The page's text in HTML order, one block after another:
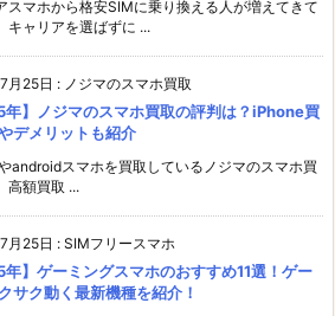
スマホから格安SIMに乗り換える人が増えてきて
キャリアを選ばずに ...
月25日 : ノジマのスマホ買取
年】ノジマのスマホ買取の評判は？iPhone買
デメリットも紹介
androidスマホを買取しているノジマのスマホ買
高額買取 ...
月25日 : SIMフリースマホ
年】ゲーミングスマホのおすすめ11選！ゲー
サク動く最新機種を紹介！